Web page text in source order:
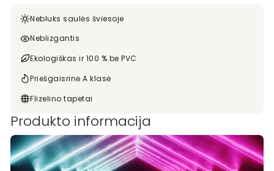
Nebluks saulės šviesoje
Neblizgantis
Ekologiškas ir 100 % be PVC
Priešgaisrinė A klasė
Flizelino tapetai
Produkto informacija